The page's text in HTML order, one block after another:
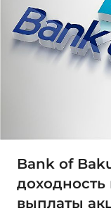
Bank of
выплаты